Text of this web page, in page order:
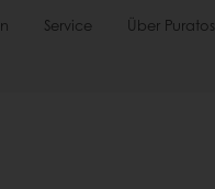
Service Über Puratos